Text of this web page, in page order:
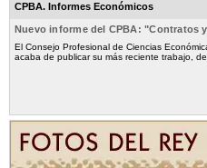
CPBA. Informes Económicos
Nuevo informe del CPBA: "Contratos
El Consejo Profesional de Ciencias
acaba de publicar su más reciente trabajo,